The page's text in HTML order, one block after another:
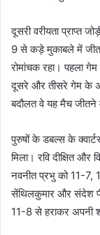
दूसरी वरीयता प्राप्त
9 से कड़े मुकाबले में जीत
रोमांचक रहा। पहला
दूसरे और तीसरे गेम के
बदौलत वे यह मैच
पुरुषों के डबल्स के
मिला। रवि दीक्षित
नवनीत प्रभु को 11-7,
सेंथिलकुमार और संदेश
11-8 से हराकर अपनी